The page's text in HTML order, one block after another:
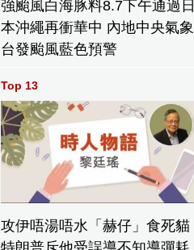
強颱風白海豚料8.7下午通過日
本沖繩再衝華中 內地中央氣象
台發颱風藍色預警
Top 13
攻伊唔湯唔水「赫仔」食死貓